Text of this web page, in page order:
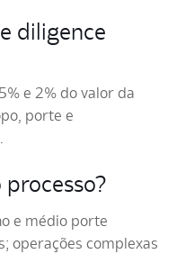
diligence
e 2% do valor da
porte e
e médio porte
operações complexas